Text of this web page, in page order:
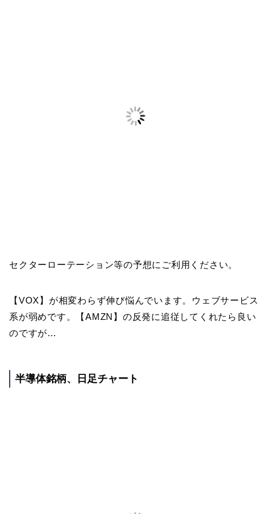
セクターローテーション等の予想にご利用ください。
【VOX】が相変わらず伸び悩んでいます。ウェブサービス
系が弱めです。【AMZN】の反発に追従してくれたら良い
のですが…
半導体銘柄、日足チャート